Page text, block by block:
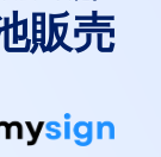
販売